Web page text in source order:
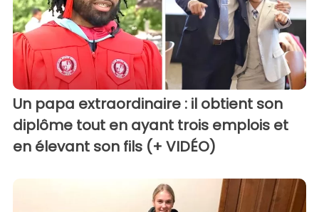
Un papa extraordinaire : il obtient son
diplôme tout en ayant trois emplois et
en élevant son fils (+ VIDÉO)